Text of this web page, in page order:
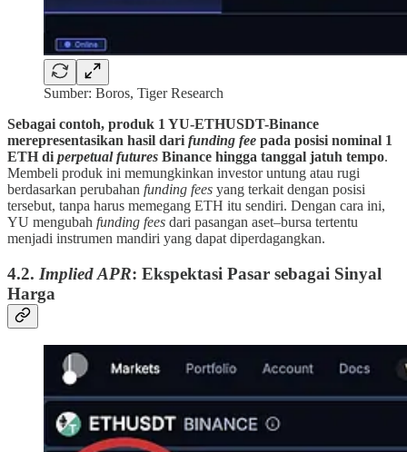
Sumber: Boros, Tiger Research
Sebagai contoh, produk 1 YU-ETHUSDT-Binance
merepresentasikan hasil dari funding fee pada posisi nominal 1
ETH di perpetual futures Binance hingga tanggal jatuh tempo.
Membeli produk ini memungkinkan investor untung atau rugi
berdasarkan perubahan funding fees yang terkait dengan posisi
tersebut, tanpa harus memegang ETH itu sendiri. Dengan cara ini,
YU mengubah funding fees dari pasangan aset–bursa tertentu
menjadi instrumen mandiri yang dapat diperdagangkan.
4.2. Implied APR: Ekspektasi Pasar sebagai Sinyal
Harga